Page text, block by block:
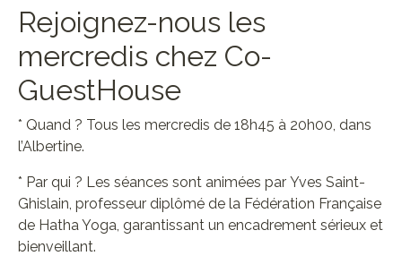
Rejoignez-nous les
mercredis chez Co-
GuestHouse
* Quand ? Tous les mercredis de 18h45 à 20h00, dans
l’Albertine.
* Par qui ? Les séances sont animées par Yves Saint-
Ghislain, professeur diplômé de la Fédération Française
de Hatha Yoga, garantissant un encadrement sérieux et
bienveillant.